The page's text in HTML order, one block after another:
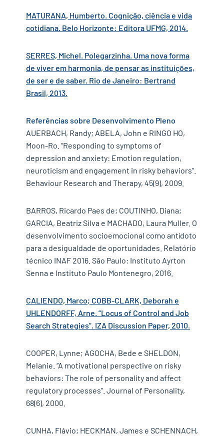
MATURANA, Humberto. Cognição, ciência e vida
cotidiana. Belo Horizonte: Editora UFMG, 2014.
SERRES, Michel. Polegarzinha. Uma nova forma
de viver em harmonia, de pensar as instituições,
de ser e de saber. Rio de Janeiro: Bertrand
Brasil, 2013.
Referências sobre Desenvolvimento Pleno
AUERBACH, Randy; ABELA, John e RINGO HO,
Moon-Ro. “Responding to symptoms of
depression and anxiety: Emotion regulation,
neuroticism and engagement in risky behaviors”.
Behaviour Research and Therapy, 45(9), 2009.
BARROS, Ricardo Paes de; COUTINHO, Diana;
GARCIA, Beatriz Silva e MACHADO, Laura Muller. O
desenvolvimento socioemocional como antídoto
para a desigualdade de oportunidades. Relatório
técnico INAF 2016. São Paulo: Instituto Ayrton
Senna e Instituto Paulo Montenegro, 2016.
CALIENDO, Marco; COBB-CLARK, Deborah e
UHLENDORFF, Arne. “Locus of Control and Job
Search Strategies”. IZA Discussion Paper, 2010.
COOPER, Lynne; AGOCHA, Bede e SHELDON,
Melanie. “A motivational perspective on risky
behaviors: The role of personality and affect
regulatory processes”. Journal of Personality,
68(6), 2000.
CUNHA, Flávio; HECKMAN, James e SCHENNACH,